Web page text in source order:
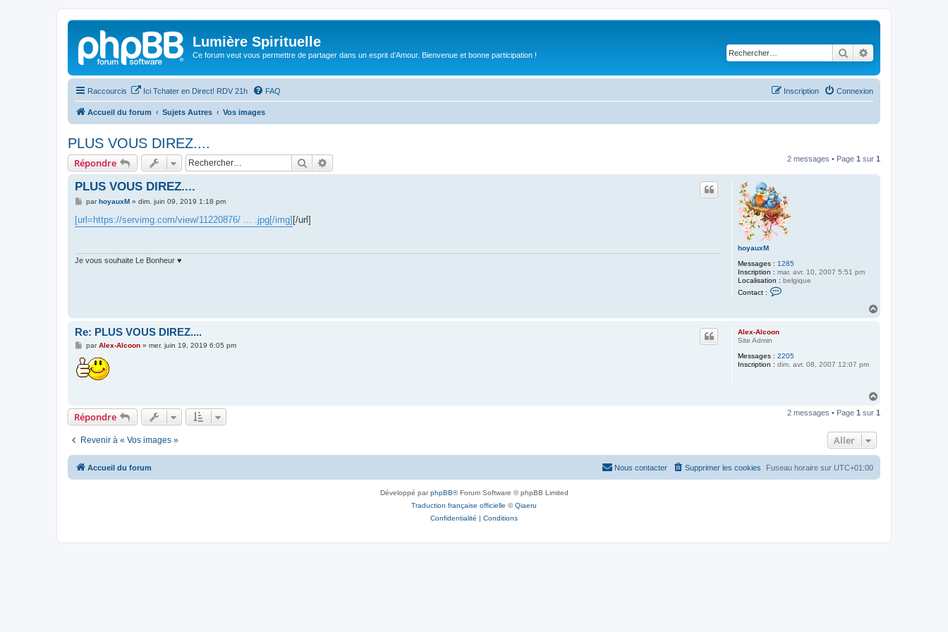
Lumière Spirituelle
Ce forum veut vous permettre de partager dans un esprit d’Amour. Bienvenue et bonne participation ! Rechercher
Raccourcis Ici Tchater en Direct! RDV 21h FAQ Connexion
Inscription
Accueil du forum Sujets Autres Vos images
PLUS VOUS DIREZ....
Répondre Rechercher 2 messages • Page 1 sur 1
hoyauxM
Messages : 1285
Inscription : mar. avr. 10, 2007 5:51 pm
Localisation : belgique
Contact :
r
h
M
PLUS VOUS DIREZ....
M
s
s
parhoyauxM» dim. juin 09, 2019 1:18 pm
[url=https://servimg.com/view/11220876/ ... .jpg[/img][/url]
Je vous souhaite Le Bonheur ♥
Alex-Alcoon
Site Admin
Messages : 2205
Inscription : dim. avr. 08, 2007 12:07 pm
Re: PLUS VOUS DIREZ....
M
s
s
a
parAlex-Alcoon» mer. juin 19, 2019 6:05 pm
u
Répondre 2 messages • Page 1 sur 1
Revenir à « Vos images » Aller
Accueil du forum Fuseau horaire sur UTC+01:00
Supprimer les cookies
Nous contacter
Développé parphpBB® Forum Software © phpBB Limited
Traduction française officielle ©Qiaeru
Confidentialité | Conditions